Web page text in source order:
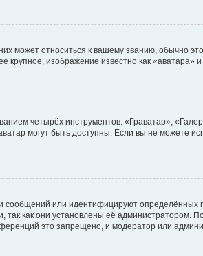
может относиться к вашему званию, обычно
изображение известно как «аватара»
четырёх инструментов: «Граватар»,
могут быть доступны. Если вы не можете
или идентифицируют определённых
как они установлены её администратором.
это запрещено, и модератор или